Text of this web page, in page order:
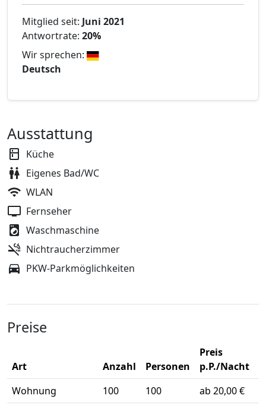
Mitglied seit: Juni 2021
Antwortrate: 20%
Wir sprechen:
Deutsch
Ausstattung
Küche
Eigenes Bad/WC
WLAN
Fernseher
Waschmaschine
Nichtraucherzimmer
PKW-Parkmöglichkeiten
Preise
Art Anzahl Personen
Preis
p.P./Nacht
Wohnung
100 100
ab 20,00 €